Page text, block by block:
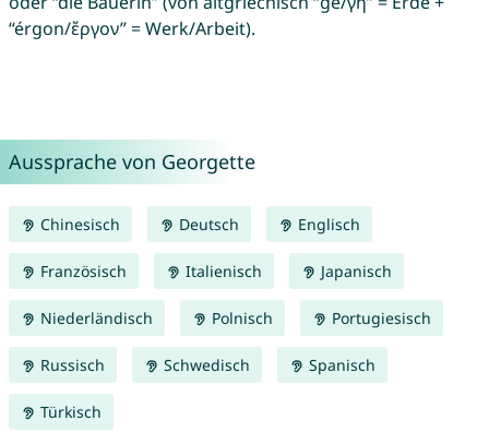
“érgon/ἔργον” = Werk/Arbeit).
Aussprache von Georgette
Chinesisch Deutsch Englisch
Französisch Italienisch Japanisch
Niederländisch Polnisch Portugiesisch
Russisch Schwedisch Spanisch
Türkisch